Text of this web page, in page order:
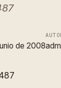
de 2008